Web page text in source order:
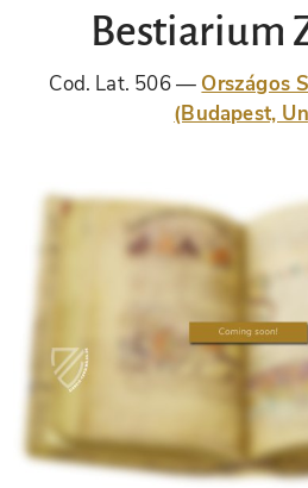
Bestiarium
Cod. Lat. 506
Országos
(Budapest,